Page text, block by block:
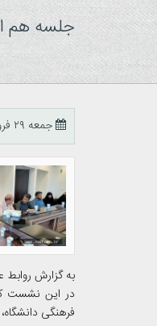
جلسه هم
جمعه ۲۹ فروردین ۱۴۰۴
به گزارش
در این نشست
فرهنگی